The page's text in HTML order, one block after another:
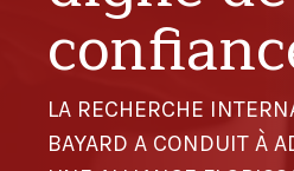
LA RECHERCHE
BAYARD A CONDUIT À